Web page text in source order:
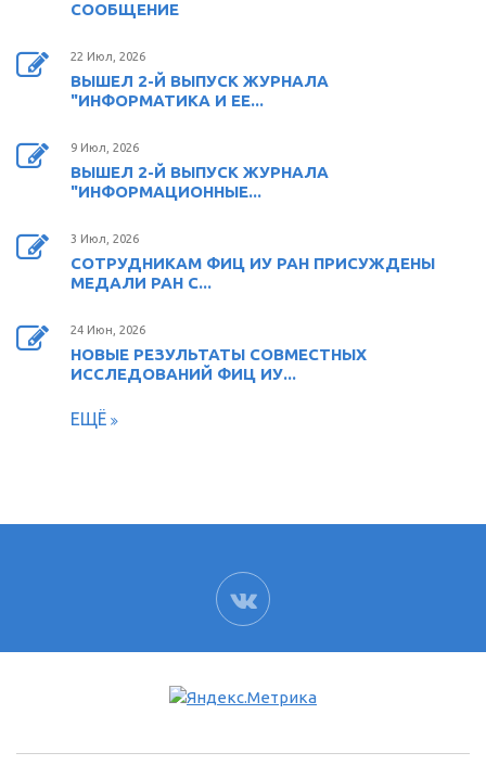
СООБЩЕНИЕ
22 Июл, 2026
ВЫШЕЛ 2-Й ВЫПУСК ЖУРНАЛА
"ИНФОРМАТИКА И ЕЕ...
9 Июл, 2026
ВЫШЕЛ 2-Й ВЫПУСК ЖУРНАЛА
"ИНФОРМАЦИОННЫЕ...
3 Июл, 2026
СОТРУДНИКАМ ФИЦ ИУ РАН ПРИСУЖДЕНЫ
МЕДАЛИ РАН С...
24 Июн, 2026
НОВЫЕ РЕЗУЛЬТАТЫ СОВМЕСТНЫХ
ИССЛЕДОВАНИЙ ФИЦ ИУ...
ЕЩЁ
ВК